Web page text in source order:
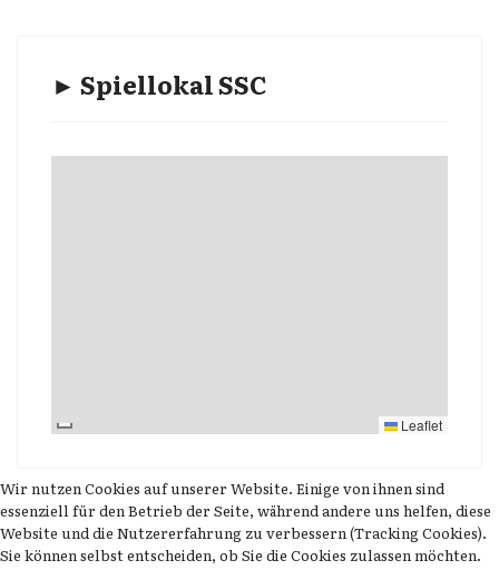
► Spiellokal SSC
Leaflet
Wir nutzen Cookies auf unserer Website. Einige von ihnen sind
essenziell für den Betrieb der Seite, während andere uns helfen, diese
Website und die Nutzererfahrung zu verbessern (Tracking Cookies).
Sie können selbst entscheiden, ob Sie die Cookies zulassen möchten.